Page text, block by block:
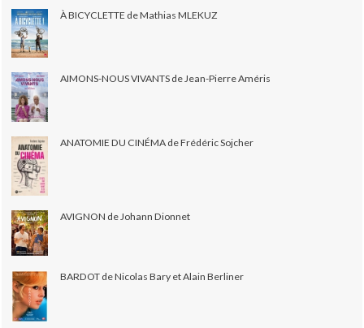
À BICYCLETTE de Mathias MLEKUZ
AIMONS-NOUS VIVANTS de Jean-Pierre Améris
ANATOMIE DU CINÉMA de Frédéric Sojcher
AVIGNON de Johann Dionnet
BARDOT de Nicolas Bary et Alain Berliner